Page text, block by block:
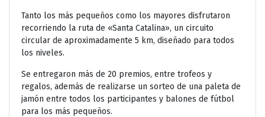
Tanto los más pequeños como los mayores disfrutaron
recorriendo la ruta de «Santa Catalina», un circuito
circular de aproximadamente 5 km, diseñado para todos
los niveles.
Se entregaron más de 20 premios, entre trofeos y
regalos, además de realizarse un sorteo de una paleta de
jamón entre todos los participantes y balones de fútbol
para los más pequeños.